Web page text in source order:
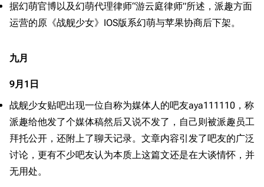
帮助
编辑规范
随便逛逛
特殊页面
上传文件
任务
战斗机制
深海舰队
港区系统
头像
杂学考据
游戏动态
据幻萌官博以及幻萌代理律师“游云庭律师”所述，派趣方面
运营的原《战舰少女》IOS版系幻萌与苹果协商后下架。
九月
9月1日
战舰少女贴吧出现一位自称为媒体人的吧友aya111110，称
派趣给他发了个媒体稿然后又说不发了，自己则被派趣员工
拜托公开，还附上了聊天记录。文章内容引发了吧友的广泛
讨论，更有不少吧友认为本质上这篇文还是在大谈情怀，并
无用处。